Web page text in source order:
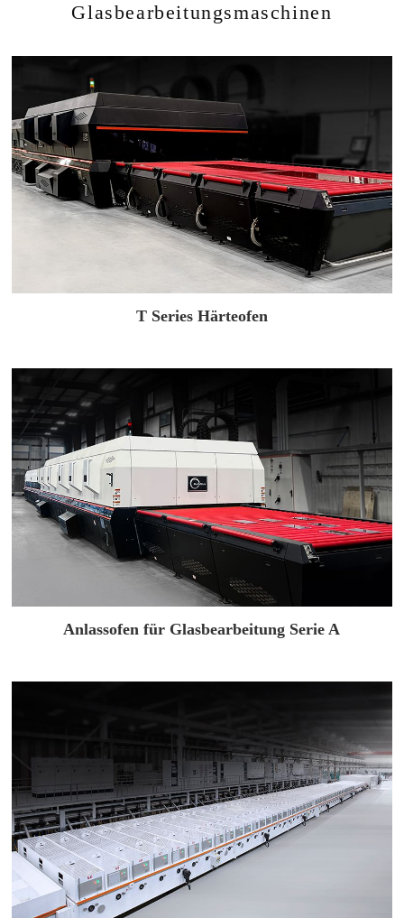
Glasbearbeitungsmaschinen
T Series Härteofen
Anlassofen für Glasbearbeitung Serie A